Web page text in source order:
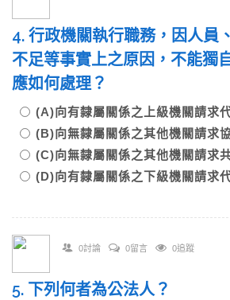
4. 行政機關執行職務，因人員
不足等事實上之原因，不能獨
應如何處理？
(A)向有隸屬關係之上級機關請求
(B)向無隸屬關係之其他機關請求
(C)向無隸屬關係之其他機關請求
(D)向有隸屬關係之下級機關請求
0討論 0留言 0追蹤
5. 下列何者為公法人？